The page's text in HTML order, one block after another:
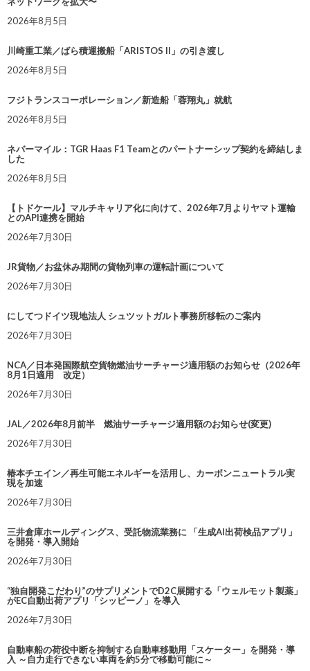
2026年8月5日
川崎重工業／ばら積運搬船「ARISTOS II」の引き渡し
2026年8月5日
フジトランスコーポレーション／新造船「蓉翔丸」就航
2026年8月5日
ネバーマイル：TGR Haas F1 Teamとのパートナーシップ契約を締結しま
した
2026年8月5日
【トドケール】マルチキャリア化に向けて、2026年7月よりヤマト運輸
とのAPI連携を開始
2026年7月30日
JR貨物／お盆休み期間の貨物列車の運転計画について
2026年7月30日
にしてつドイツ現地法人 シュツットガルト事務所移転のご案内
2026年7月30日
NCA／日本発国際航空貨物燃油サーチャージ適用額のお知らせ（2026年
8月1日適用 改定）
2026年7月30日
JAL／2026年8月前半 燃油サーチャージ適用額のお知らせ(変更)
2026年7月30日
椿本チエイン／再生可能エネルギーを活用し、カーボンニュートラル実
現を加速
2026年7月30日
三井倉庫ホールディングス、受託物流業務に 「生成AI出荷検品アプリ」
を開発・導入開始
2026年7月30日
“独自開発こだわり”のサプリメントでD2C展開する「ウェルモット製薬」
がEC自動出荷アプリ「シッピーノ」を導入
2026年7月30日
自動車船の荷役中断を抑制する自動車移動用「スケーター」を開発・導
入 ～自力走行できない車両を約5分で移動可能に～